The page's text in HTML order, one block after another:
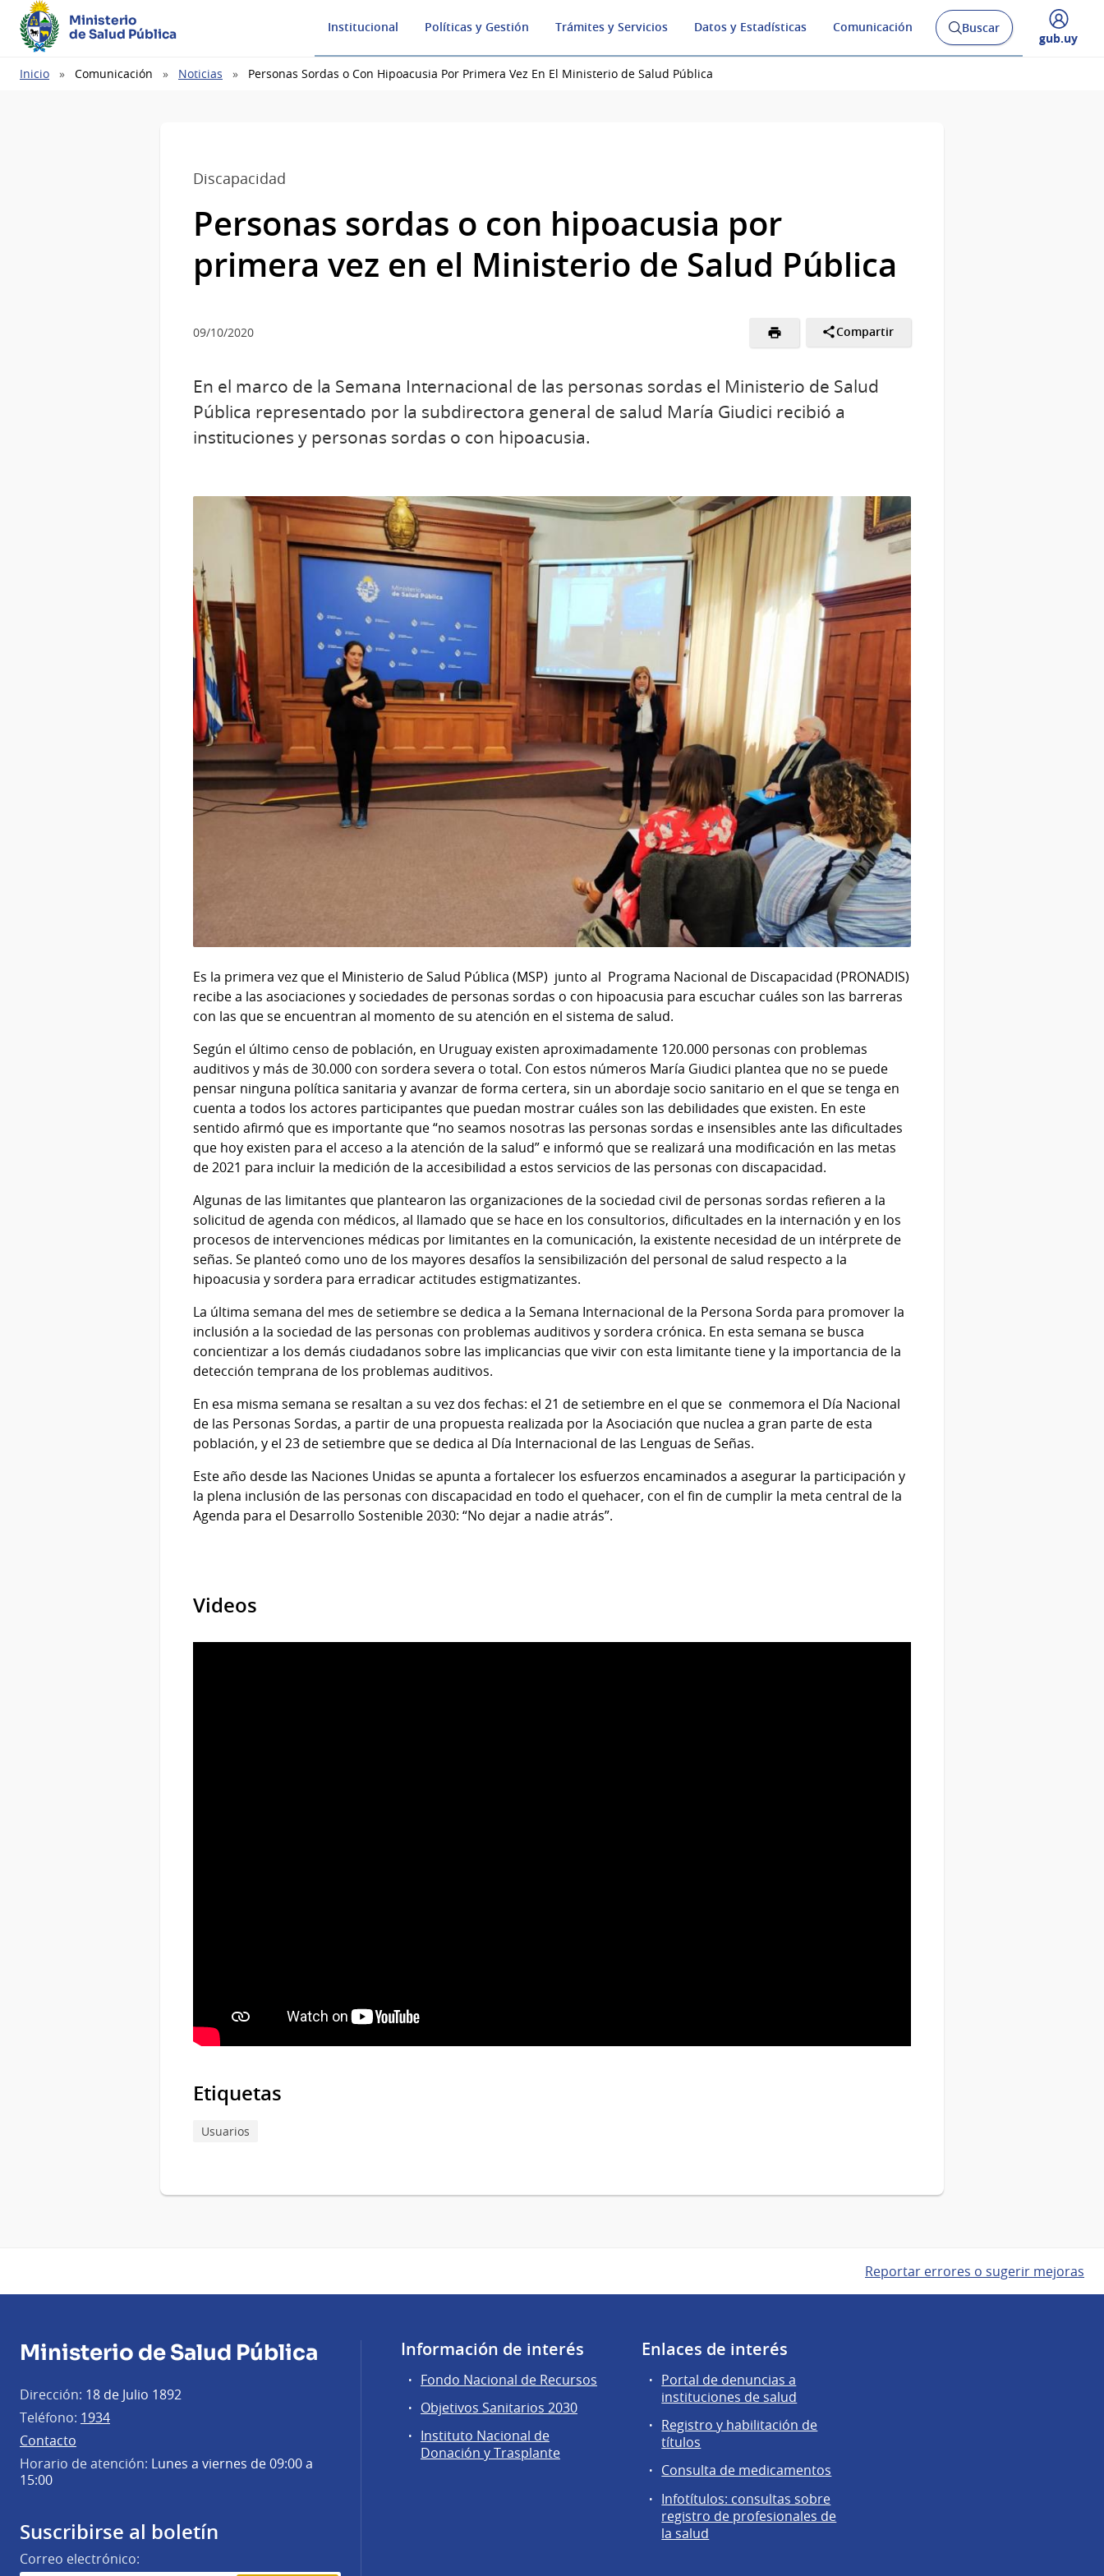
Ministerio
de Salud Pública
Institucional Políticas y Gestión Trámites y Servicios Datos y Estadísticas Comunicación
Abrir
buscador
Buscar
Desplegar
gub.uy
Ruta
Inicio Comunicación Noticias Personas Sordas o Con Hipoacusia Por Primera Vez En El Ministerio de Salud Pública
Discapacidad
Personas sordas o con hipoacusia por
primera vez en el Ministerio de Salud Pública
09/10/2020 Compartir
En el marco de la Semana Internacional de las personas sordas el Ministerio de Salud
Pública representado por la subdirectora general de salud María Giudici recibió a
instituciones y personas sordas o con hipoacusia.
Es la primera vez que el Ministerio de Salud Pública (MSP) junto al Programa Nacional de Discapacidad (PRONADIS)
recibe a las asociaciones y sociedades de personas sordas o con hipoacusia para escuchar cuáles son las barreras
con las que se encuentran al momento de su atención en el sistema de salud.
Según el último censo de población, en Uruguay existen aproximadamente 120.000 personas con problemas
auditivos y más de 30.000 con sordera severa o total. Con estos números María Giudici plantea que no se puede
pensar ninguna política sanitaria y avanzar de forma certera, sin un abordaje socio sanitario en el que se tenga en
cuenta a todos los actores participantes que puedan mostrar cuáles son las debilidades que existen. En este
sentido afirmó que es importante que “no seamos nosotras las personas sordas e insensibles ante las dificultades
que hoy existen para el acceso a la atención de la salud” e informó que se realizará una modificación en las metas
de 2021 para incluir la medición de la accesibilidad a estos servicios de las personas con discapacidad.
Algunas de las limitantes que plantearon las organizaciones de la sociedad civil de personas sordas refieren a la
solicitud de agenda con médicos, al llamado que se hace en los consultorios, dificultades en la internación y en los
procesos de intervenciones médicas por limitantes en la comunicación, la existente necesidad de un intérprete de
señas. Se planteó como uno de los mayores desafíos la sensibilización del personal de salud respecto a la
hipoacusia y sordera para erradicar actitudes estigmatizantes.
La última semana del mes de setiembre se dedica a la Semana Internacional de la Persona Sorda para promover la
inclusión a la sociedad de las personas con problemas auditivos y sordera crónica. En esta semana se busca
concientizar a los demás ciudadanos sobre las implicancias que vivir con esta limitante tiene y la importancia de la
detección temprana de los problemas auditivos.
En esa misma semana se resaltan a su vez dos fechas: el 21 de setiembre en el que se conmemora el Día Nacional
de las Personas Sordas, a partir de una propuesta realizada por la Asociación que nuclea a gran parte de esta
población, y el 23 de setiembre que se dedica al Día Internacional de las Lenguas de Señas.
Este año desde las Naciones Unidas se apunta a fortalecer los esfuerzos encaminados a asegurar la participación y
la plena inclusión de las personas con discapacidad en todo el quehacer, con el fin de cumplir la meta central de la
Agenda para el Desarrollo Sostenible 2030: “No dejar a nadie atrás”.
Videos
Etiquetas
Usuarios
Reportar errores o sugerir mejoras
Ministerio de Salud Pública
Dirección: 18 de Julio 1892
Teléfono: 1934
Contacto
Horario de atención: Lunes a viernes de 09:00 a
15:00
Suscribirse al boletín
Correo electrónico:
Información de interés
Fondo Nacional de Recursos
Objetivos Sanitarios 2030
Instituto Nacional de
Donación y Trasplante
Enlaces de interés
Portal de denuncias a
instituciones de salud
Registro y habilitación de
títulos
Consulta de medicamentos
Infotítulos: consultas sobre
registro de profesionales de
la salud